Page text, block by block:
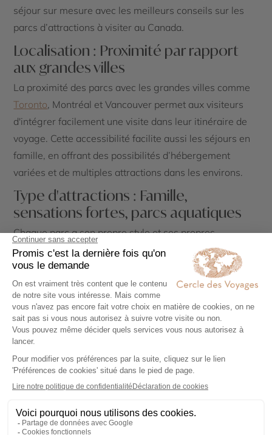
séjour sur mesure avec les meilleurs conseils sur les
parcs d’attractions à visiter au Canada.
Localisation : Proximité par rapport
aux grandes villes
La proximité des parcs avec les grandes villes comme
Toronto, Montréal et Vancouver permet aux visiteurs
d'intégrer facilement une visite dans leur itinéraire de
voyage. Cette accessibilité facilite aussi les séjours en
famille, en offrant des possibilités d’hébergement
variées et de multiples attractions dans les environs.
Type d'attractions : Famille,
sensations fortes, parcs aquatiques
Chaque parc a son propre style et ses propres
spécialités. Les amateurs de sensations fortes
trouveront leur bonheur à
Canada’s Wonderland ou à
Galaxylandavec leurs montagnes russes
impressionnantes. Si vous êtes à la recherche de parcs
aquatiques,Calypso Water Parkest une destination de
choix, tandis que Marineland offre une expérience
Équipements : Zones de repos,
restauration, accès pour personnes à
mobilité réduite
Les parcs canadiens sont généralement bien équipés